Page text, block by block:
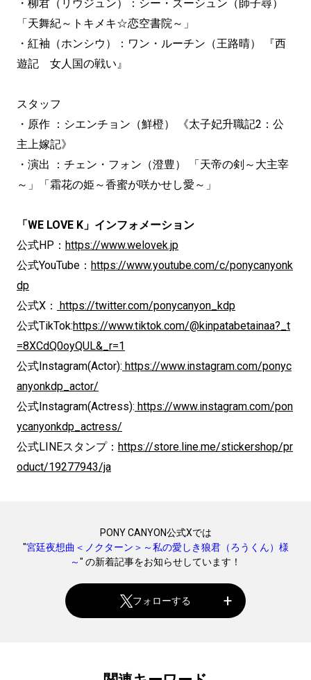
・柳君（リウジュン）：シー・ズーシュン（師子尋）
「天舞紀～トキメキ☆恋空書院～」
・紅袖（ホンシウ）：ワン・ルーチン（王路晴） 『西
遊記 女人国の戦い』
スタッフ
・原作 ：シエンチョン（鮮橙） 《太子妃升職記2：公
主上嫁記》
・演出 ：チェン・フォン（澄豊） 「天帝の剣～大主宰
～」「霜花の姫～香蜜が咲かせし愛～」
「WE LOVE K」インフォメーション
公式HP： https://www.welovek.jp
公式YouTube： https://www.youtube.com/c/ponycanyonk
dp
公式X： https://twitter.com/ponycanyon_kdp
公式TikTok:https://www.tiktok.com/@kinpatabetainaa?_t
=8XCdQ0oyQUL&_r=1
公式Instagram(Actor): https://www.instagram.com/ponyc
anyonkdp_actor/
公式Instagram(Actress): https://www.instagram.com/pon
ycanyonkdp_actress/
公式LINEスタンプ： https://store.line.me/stickershop/pr
oduct/19277943/ja
PONY CANYON公式Xでは
"宮廷夜想曲＜ノクターン＞～私の愛しき狼君（ろうくん）様
～" の新着記事をお知らせしています！
フォローする